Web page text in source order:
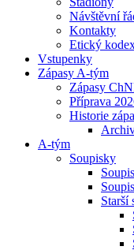
Návštěvní
Kontakty
Etický
Vstupenky
Zápasy A-tým
Zápasy
Příprava
Historie
A-tým
Soupisky
Starší